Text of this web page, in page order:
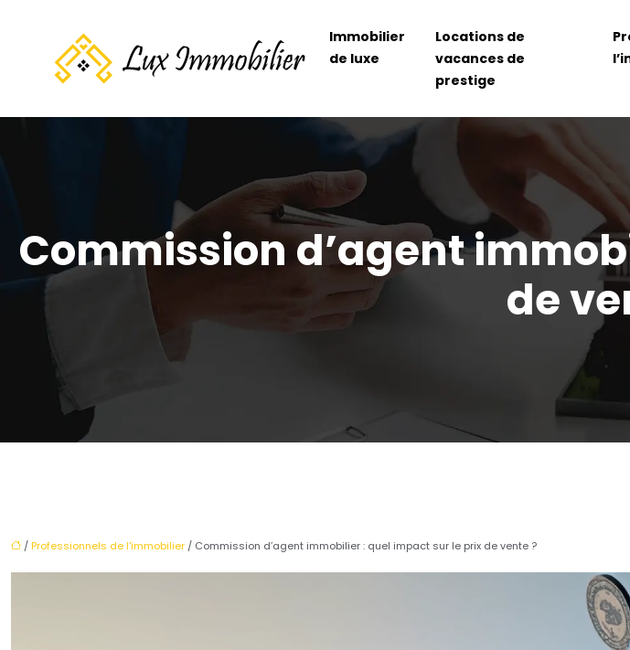
Immobilier
de luxe
Locations de
vacances de
prestige
Commission d’agent
de
/ Professionnels de l'immobilier / Commission d’agent immobilier : quel impact sur le prix de vente ?